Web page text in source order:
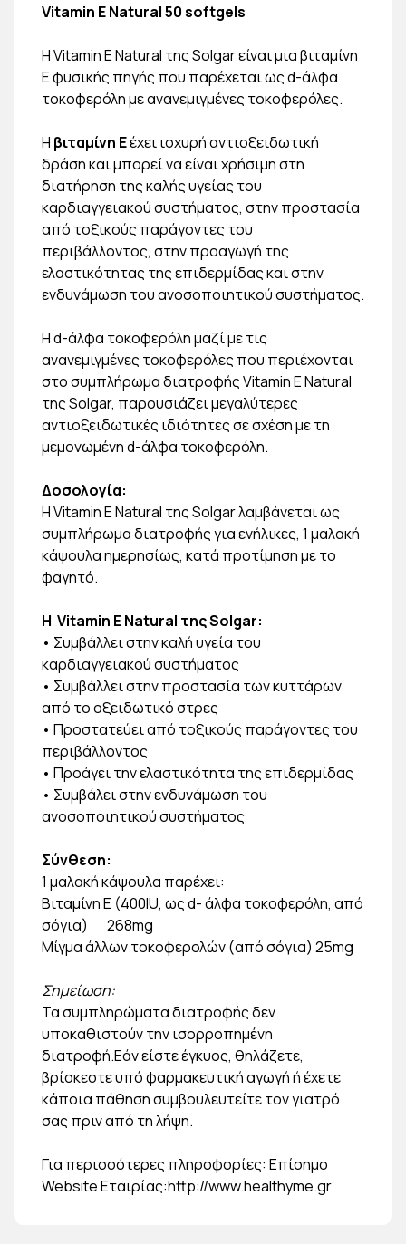
Vitamin E Natural 50 softgels
Η Vitamin E Natural της Solgar είναι μια βιταμίνη
Ε φυσικής πηγής που παρέχεται ως d-άλφα
τοκοφερόλη με ανανεμιγμένες τοκοφερόλες.
Η βιταμίνη Εέχει ισχυρή αντιοξειδωτική
δράση και μπορεί να είναι χρήσιμη στη
διατήρηση της καλής υγείας του
καρδιαγγειακού συστήματος, στην προστασία
από τοξικούς παράγοντες του
περιβάλλοντος, στην προαγωγή της
ελαστικότητας της επιδερμίδας και στην
ενδυνάμωση του ανοσοποιητικού συστήματος.
Η d-άλφα τοκοφερόλη μαζί με τις
ανανεμιγμένες τοκοφερόλες που περιέχονται
στο συμπλήρωμα διατροφής Vitamin E Natural
της Solgar, παρουσιάζει μεγαλύτερες
αντιοξειδωτικές ιδιότητες σε σχέση με τη
μεμονωμένη d-άλφα τοκοφερόλη.
Δοσολογία:
Η Vitamin E Natural της Solgar λαμβάνεται ως
συμπλήρωμα διατροφής για ενήλικες, 1 μαλακή
κάψουλα ημερησίως, κατά προτίμηση με το
φαγητό.
H Vitamin E Natural της Solgar:
• Συμβάλλει στην καλή υγεία του
καρδιαγγειακού συστήματος
• Συμβάλλει στην προστασία των κυττάρων
από το οξειδωτικό στρες
• Προστατεύει από τοξικούς παράγοντες του
περιβάλλοντος
• Προάγει την ελαστικότητα της επιδερμίδας
• Συμβάλει στην ενδυνάμωση του
ανοσοποιητικού συστήματος
Σύνθεση:
1 μαλακή κάψουλα παρέχει:
Βιταμίνη E (400IU, ως d- άλφα τοκοφερόλη, από
σόγια)
268mg
Μίγμα άλλων τοκοφερολών (από σόγια) 25mg
Σημείωση:
Τα συμπληρώματα διατροφής δεν
υποκαθιστούν την ισορροπημένη
διατροφή.Εάν είστε έγκυος, θηλάζετε,
βρίσκεστε υπό φαρμακευτική αγωγή ή έχετε
κάποια πάθηση συμβουλευτείτε τον γιατρό
σας πριν από τη λήψη.
Για περισσότερες πληροφορίες: Επίσημο
Website Εταιρίας:http://www.healthyme.gr